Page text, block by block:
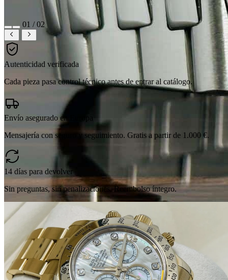
Catálogo curado
Coleccionar es elegir
02 / 02
Autenticidad verificada
Cada pieza pasa control técnico antes de entrar al catálogo.
Envío asegurado en Europa
Mensajería con seguro y seguimiento. Gratis a partir de 1.000 €.
14 días para devolver
Sin preguntas, sin penalizaciones. Reembolso íntegro.